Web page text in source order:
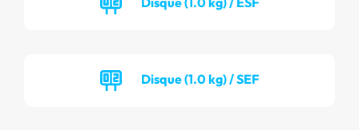
Disque (1.0 kg) / SEF